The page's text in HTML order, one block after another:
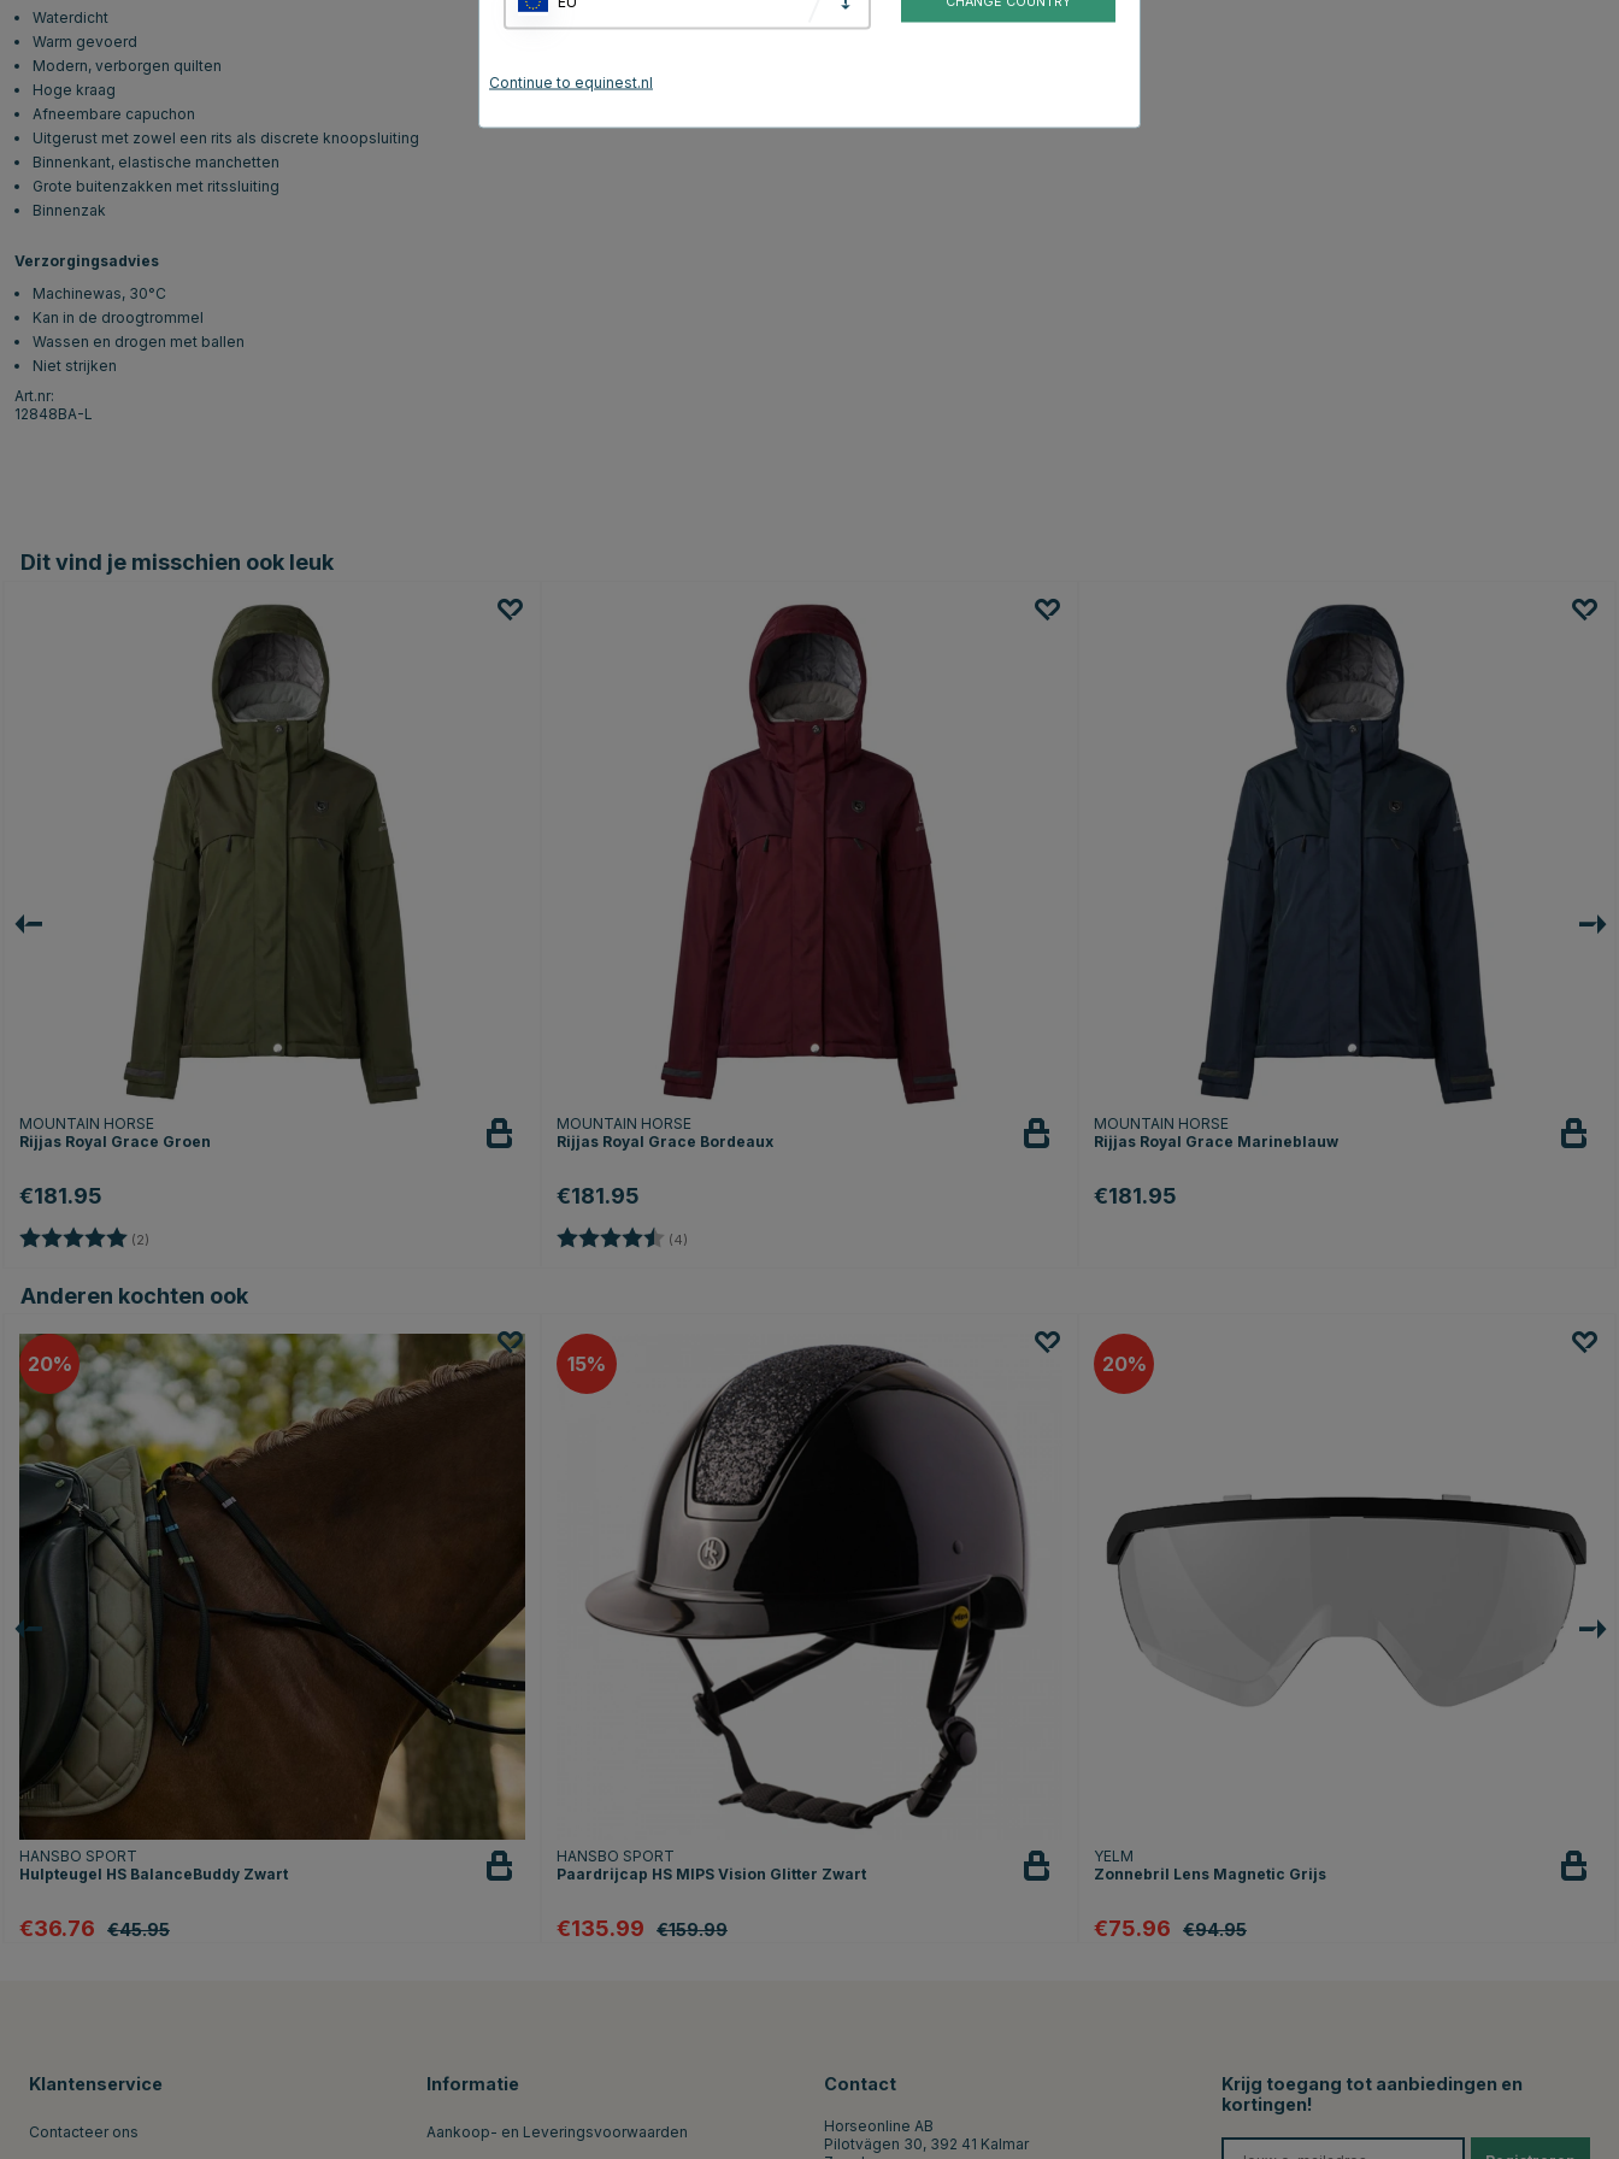
Waterdicht
Warm gevoerd
Modern, verborgen quilten
Hoge kraag
Afneembare capuchon
Uitgerust met zowel een rits als discrete knoopsluiting
Binnenkant, elastische manchetten
Grote buitenzakken met ritssluiting
Binnenzak
Verzorgingsadvies
Machinewas, 30°C
Kan in de droogtrommel
Wassen en drogen met ballen
Niet strijken
Art.nr:
12848BA-L
Dit vind je misschien ook leuk
MOUNTAIN HORSE
Rijjas Royal Grace Groen
€181.95
Beoordeling: (2)
MOUNTAIN HORSE
Rijjas Royal Grace Bordeaux
€181.95
Beoordeling: (4)
MOUNTAIN HORSE
Rijjas Royal Grace Marineblauw
€181.95
Anderen kochten ook
20
HANSBO SPORT
Hulpteugel HS BalanceBuddy Zwart
€36.76 €45.95
15
HANSBO SPORT
Paardrijcap HS MIPS Vision Glitter Zwart
€135.99 €159.99
20
YELM
Zonnebril Lens Magnetic Grijs
€75.96 €94.95
Klantenservice
Contacteer ons
Informatie
Aankoop- en Leveringsvoorwaarden
Contact
Horseonline AB
Pilotvägen 30, 392 41 Kalmar
Krijg toegang tot aanbiedingen en
kortingen!
Continue to equinest.nl